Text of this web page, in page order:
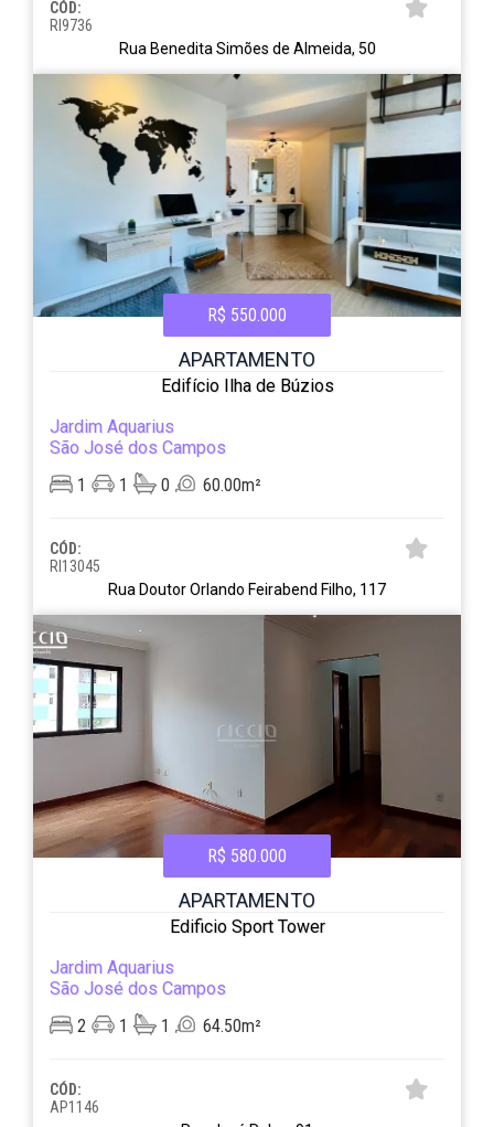
CÓD:
RI9736
Rua Benedita Simões de Almeida, 50
R$ 550.000
APARTAMENTO
Edifício Ilha de Búzios
Jardim Aquarius
São José dos Campos
1
1 0 60.00m²
CÓD:
RI13045
Rua Doutor Orlando Feirabend Filho, 117
R$ 580.000
APARTAMENTO
Edificio Sport Tower
Jardim Aquarius
São José dos Campos
2
1 1 64.50m²
CÓD:
AP1146